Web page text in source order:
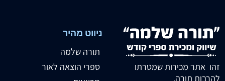
זהו אתר מכירות שמטרתו
להרבות תורה.
ניווט מהיר
תורה שלמה
ספרי הוצאה לאור